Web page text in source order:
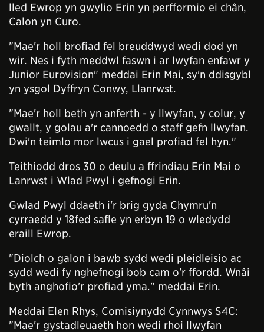
lled Ewrop yn gwylio Erin yn perfformio ei chân,
Calon yn Curo.
"Mae'r holl brofiad fel breuddwyd wedi dod yn
wir. Nes i fyth meddwl faswn i ar lwyfan enfawr y
Junior Eurovision" meddai Erin Mai, sy'n ddisgybl
yn ysgol Dyffryn Conwy, Llanrwst.
"Mae'r holl beth yn anferth - y llwyfan, y colur, y
gwallt, y golau a'r cannoedd o staff gefn llwyfan.
Dwi'n teimlo mor lwcus i gael profiad fel hyn."
Teithiodd dros 30 o deulu a ffrindiau Erin Mai o
Lanrwst i Wlad Pwyl i gefnogi Erin.
Gwlad Pwyl ddaeth i'r brig gyda Chymru'n
cyrraedd y 18fed safle yn erbyn 19 o wledydd
eraill Ewrop.
"Diolch o galon i bawb sydd wedi pleidleisio ac
sydd wedi fy nghefnogi bob cam o'r ffordd. Wnâi
byth anghofio'r profiad yma." meddai Erin.
Meddai Elen Rhys, Comisiynydd Cynnwys S4C:
"Mae'r gystadleuaeth hon wedi rhoi llwyfan